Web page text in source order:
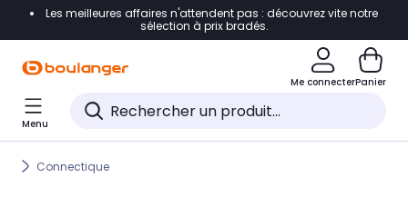
Accéder directement à la navigation
Accéder directement au pied de page
Accéder directement au chatbot
Les meilleures affaires n'attendent pas : découvrez vite notre
sélection à prix bradés.
Me connecterPanier
Menu
Connectique